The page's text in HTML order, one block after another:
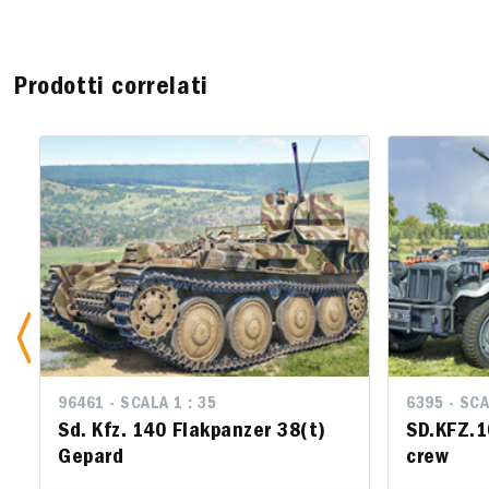
Prodotti correlati
96461 - SCALA 1 : 35
Sd. Kfz. 140 Flakpanzer 38(t)
Gepard
6395 -
crew
6395 -
crew